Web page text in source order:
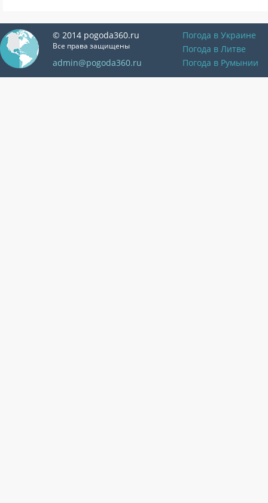
© 2014 pogoda360.ru
Все права защищены
admin@pogoda360.ru
Погода в Украине
Погода в Литве
Погода в Румынии